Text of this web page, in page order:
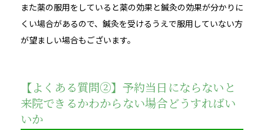
また薬の服用をしていると薬の効果と鍼灸の効果が分かりに
くい場合があるので、鍼灸を受けるうえで服用していない方
が望ましい場合もございます。
【よくある質問②】予約当日にならないと
来院できるかわからない場合どうすればい
いか